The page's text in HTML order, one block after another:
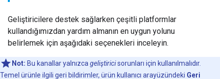
Geliştiricilere destek sağlarken çeşitli platformlar
kullandığımızdan yardım almanın en uygun yolunu
belirlemek için aşağıdaki seçenekleri inceleyin.
Not: Bu kanallar yalnızca geliştiricisorunları için kullanılmalıdır.
Temel ürünle ilgili geri bildirimler, ürün kullanıcı arayüzündeki Geri